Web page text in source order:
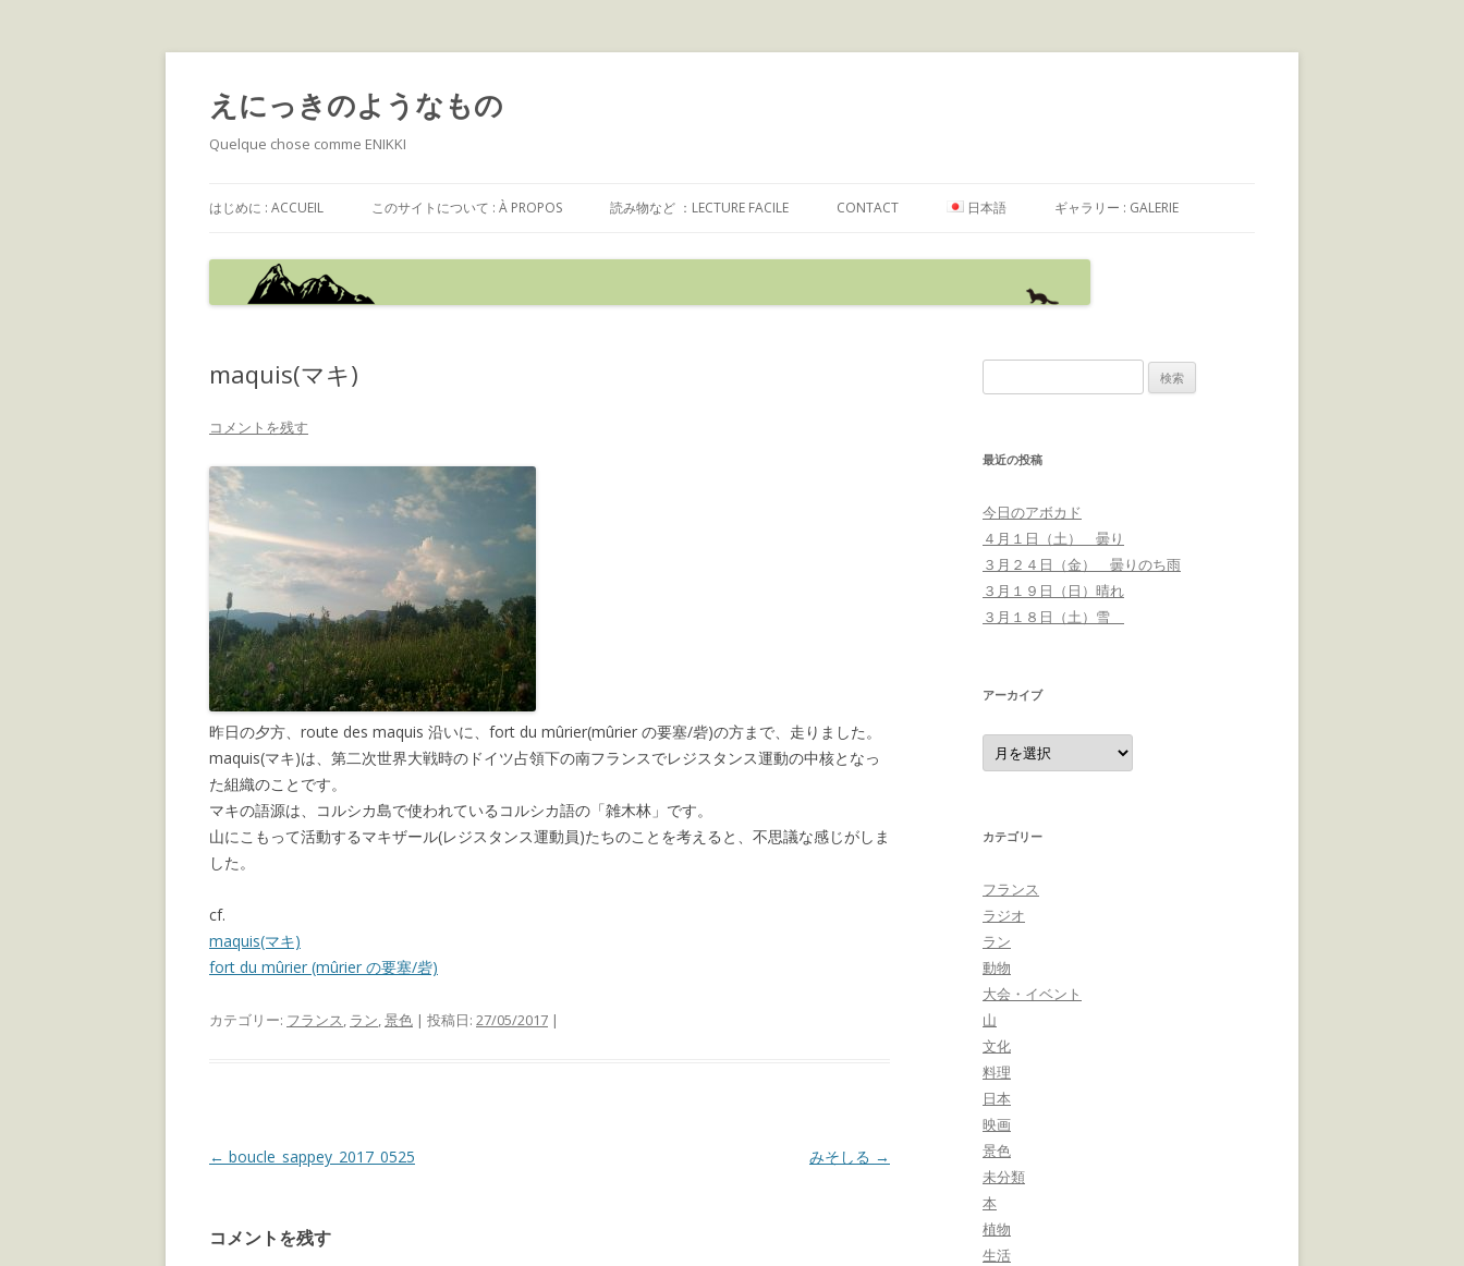
えにっきのようなもの
Quelque chose comme ENIKKI
ン
へ
ッ
はじめに : ACCUEIL このサイトについて : À PROPOS 読み物など ：LECTURE FACILE CONTACT 日本語
FRANÇAIS
ギャラリー : GALERIE
maquis(マキ)
コメントを残す
昨日の夕方、route des maquis 沿いに、fort du mûrier(mûrier の要塞/砦)の方まで、走りました。
maquis(マキ)は、第二次世界大戦時のドイツ占領下の南フランスでレジスタンス運動の中核となっ
た組織のことです。
マキの語源は、コルシカ島で使われているコルシカ語の「雑木林」です。
山にこもって活動するマキザール(レジスタンス運動員)たちのことを考えると、不思議な感じがしま
した。
cf.
maquis(マキ)
fort du mûrier (mûrier の要塞/砦)
カテゴリー: フランス, ラン,景色 | 投稿日: 27/05/2017 |
投
ビ
← boucle_sappey_2017_0525 みそしる →
コメントを残す
索
最近の投稿
今日のアボカド
４月１日（土） 曇り
３月２４日（金） 曇りのち雨
３月１９日（日）晴れ
３月１８日（土）雪
アーカイブ
ア
ー
カ
カテゴリー
フランス
ラジオ
ラン
動物
大会・イベント
山
文化
料理
日本
映画
景色
未分類
本
植物
生活